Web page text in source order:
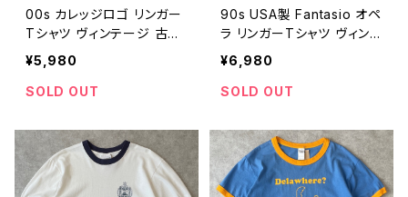
00s カレッジロゴ リンガー
Tシャツ ヴィンテージ 古着
白 ホワイト Freemont Ac
ademy 短丈 00年代 200
0s 2000年代 ビンテージ L
¥5,980
SOLD OUT
90s USA製 Fantasio オペ
ラ リンガーTシャツ ヴィンテ
ージ シングルステッチ ター
コイズ 古着 ミュージカル 9
0年代 ビンテージ S 2605
¥6,980
SOLD OUT